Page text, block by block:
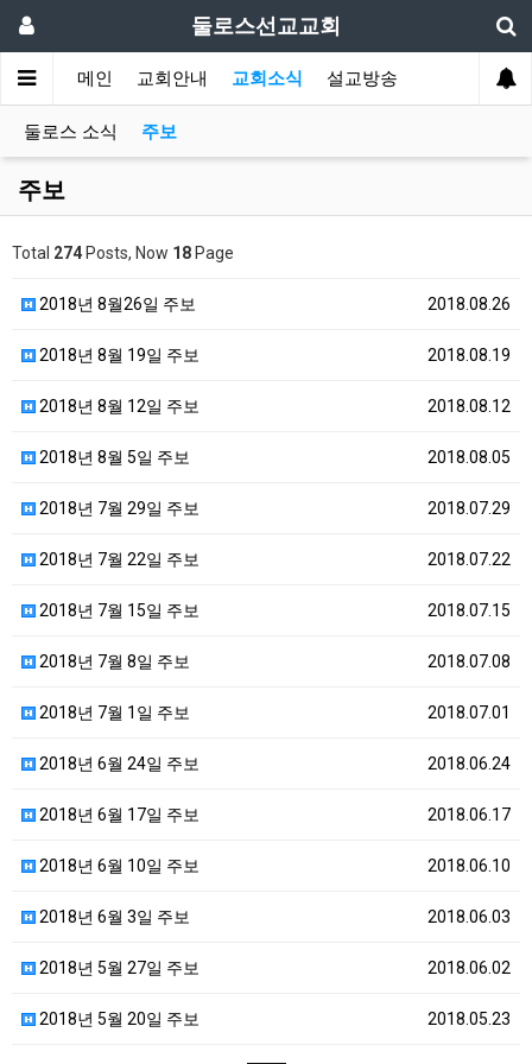
둘로스선교교회
메인 교회안내 교회소식 설교방송
둘로스 소식 주보
주보
Total 274 Posts, Now 18 Page
2018.08.26
2018년 8월26일 주보
2018.08.19
2018년 8월 19일 주보
2018.08.12
2018년 8월 12일 주보
2018.08.05
2018년 8월 5일 주보
2018.07.29
2018년 7월 29일 주보
2018.07.22
2018년 7월 22일 주보
2018.07.15
2018년 7월 15일 주보
2018.07.08
2018년 7월 8일 주보
2018.07.01
2018년 7월 1일 주보
2018.06.24
2018년 6월 24일 주보
2018.06.17
2018년 6월 17일 주보
2018.06.10
2018년 6월 10일 주보
2018.06.03
2018년 6월 3일 주보
2018.06.02
2018년 5월 27일 주보
2018.05.23
2018년 5월 20일 주보